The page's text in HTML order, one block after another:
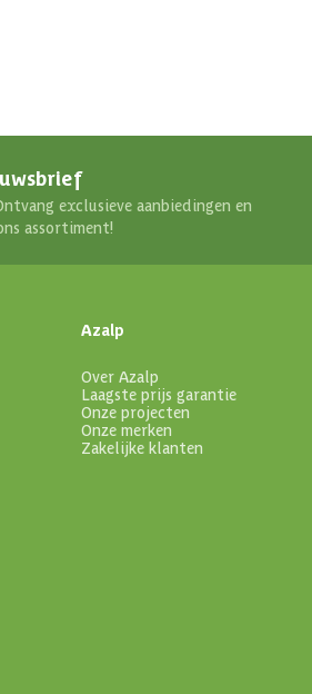
exclusieve aanbiedingen en
assortiment!
Azalp
Over Azalp
Laagste prijs garantie
Onze projecten
Onze merken
Zakelijke klanten